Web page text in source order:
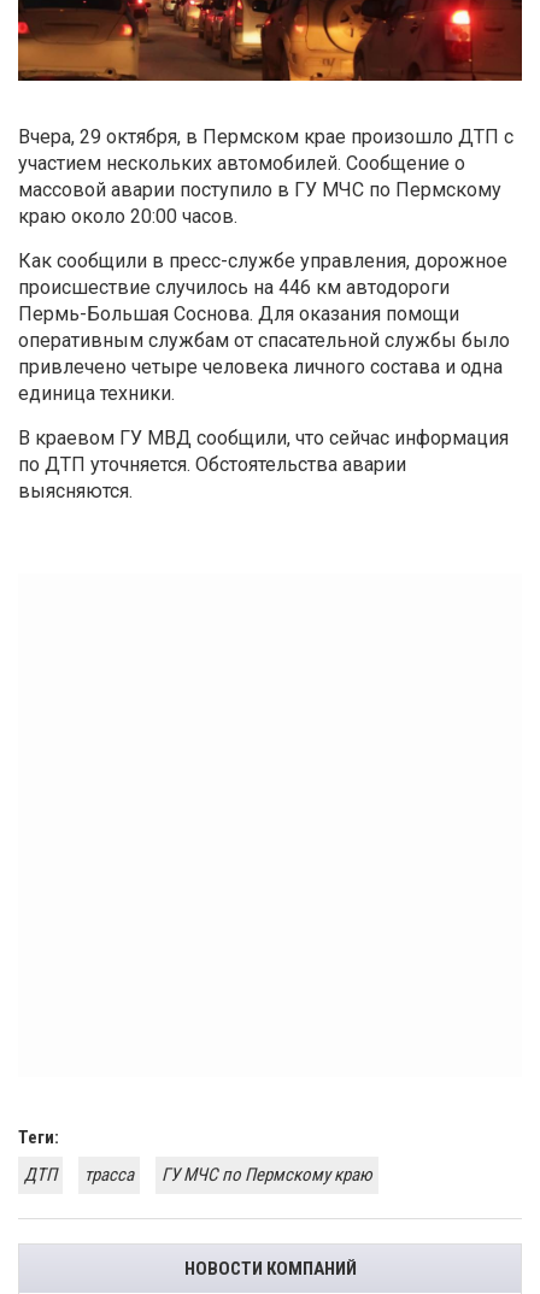
Вчера, 29 октября, в Пермском крае произошло ДТП с
участием нескольких автомобилей. Сообщение о
массовой аварии поступило в ГУ МЧС по Пермскому
краю около 20:00 часов.
Как сообщили в пресс-службе управления, дорожное
происшествие случилось на 446 км автодороги
Пермь-Большая Соснова. Для оказания помощи
оперативным службам от спасательной службы было
привлечено четыре человека личного состава и одна
единица техники.
В краевом ГУ МВД сообщили, что сейчас информация
по ДТП уточняется. Обстоятельства аварии
выясняются.
Теги:
ДТП
трасса ГУ МЧС по Пермскому краю
НОВОСТИ КОМПАНИЙ